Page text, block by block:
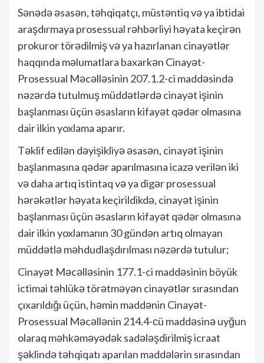
Sənədə əsasən, təhqiqatçı, müstəntiq və ya ibtidai
araşdırmaya prosessual rəhbərliyi həyata keçirən
prokuror törədilmiş və ya hazırlanan cinayətlər
haqqında məlumatlara baxarkən Cinayət-
Prosessual Məcəlləsinin 207.1.2-ci maddəsində
nəzərdə tutulmuş müddətlərdə cinayət işinin
başlanması üçün əsasların kifayət qədər olmasına
dair ilkin yoxlama aparır.
Təklif edilən dəyişikliyə əsasən, cinayət işinin
başlanmasına qədər aparılmasına icazə verilən iki
və daha artıq istintaq və ya digər prosessual
hərəkətlər həyata keçirildikdə, cinayət işinin
başlanması üçün əsasların kifayət qədər olmasına
dair ilkin yoxlamanın 30 gündən artıq olmayan
müddətlə məhdudlaşdırılması nəzərdə tutulur;
Cinayət Məcəlləsinin 177.1-ci maddəsinin böyük
ictimai təhlükə törətməyən cinayətlər sırasından
çıxarıldığı üçün, həmin maddənin Cinayət-
Prosessual Məcəllənin 214.4-сü maddəsinə uyğun
olaraq məhkəməyədək sadələşdirilmiş icraat
şəklində təhqiqatı aparılan maddələrin sırasından